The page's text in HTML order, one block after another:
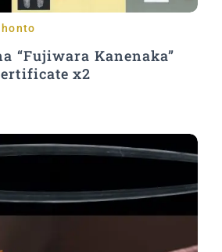
“Fujiwara Kanenaka”
x2